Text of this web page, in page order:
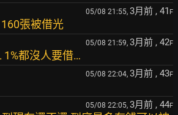
05/08 21:55, 3月前 , 41 F
張被借光
05/08 21:59, 3月前 , 42F
1%都沒人要借…
05/08 22:04, 3月前 , 43F
05/08 22:05, 3月前 , 44F